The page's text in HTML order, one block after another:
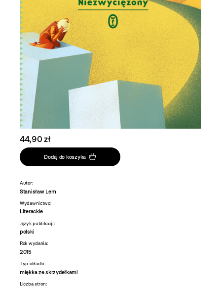
44,90 zł
Dodaj do koszyka
Autor:
Stanisław Lem
Wydawnictwo:
Literackie
Język publikacji:
polski
Rok wydania:
2015
Typ okładki:
miękka ze skrzydełkami
Liczba stron: